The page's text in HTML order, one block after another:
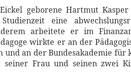
geborene Hartmut
eine
arbeitete er im
wirkte er an der
und an der Bundesakademie
seiner Frau und seinen zwei